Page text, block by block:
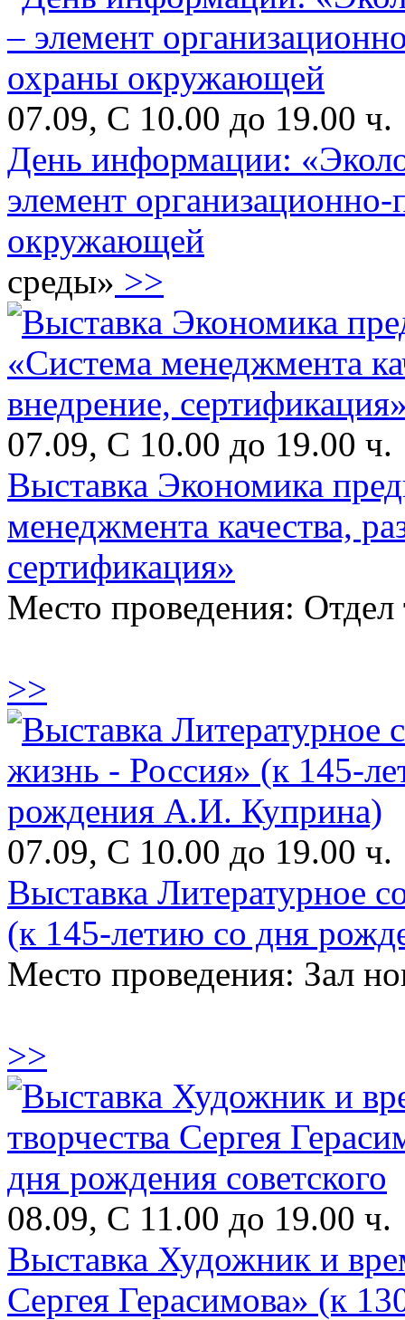
07.09, С 10.00 до 19.00 ч.
День информации:
элемент
окружающей
среды» >>
07.09, С 10.00 до 19.00 ч.
Выставка Экономика
менеджмента качества,
сертификация»
Место проведения: Отдел
>>
07.09, С 10.00 до 19.00 ч.
Выставка Литературное
(к 145-летию со дня
Место проведения: Зал
>>
08.09, С 11.00 до 19.00 ч.
Выставка Художник и
Сергея Герасимова» (к